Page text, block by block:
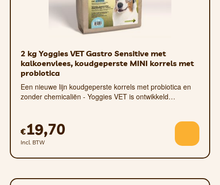
SAMENSTELLING
Samenstelling:
Collageen (65,94%), rundvlees (26,37%), tapioca
conserveermiddel: sorbinezuur (0,365%).
Analytische bestanddelen:
• Ruw eiwit (min.):
• Ruwe celstof (max.):5%
• Vocht (max.):15%
2 kg Yoggies VET Gastro Sensitive met
kalkoenvlees, koudgeperste MINI korrels met
probiotica
Een nieuwe lijn koudgeperste korrels met probiotica en
zonder chemicaliën - Yoggies VET is ontwikkeld…
€19,70
Incl. BTW